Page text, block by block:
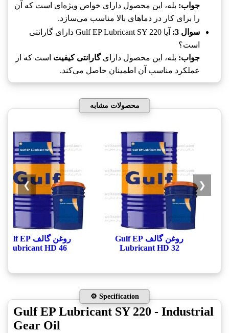
جواب: بله، این محصول دارای خواص ویژه‌ای است که آن
را برای کار در دماهای بالا مناسب می‌سازد.
سوال 3:
آیا Gulf EP Lubricant SY 220 دارای گارانتی
است؟
جواب: بله، این محصول دارایگارانتی کیفیت است که از
عملکرد مناسب آن اطمینان حاصل می‌کند.
محصولات مشابه
روغن گالف Gulf EP
Lubricant HD 32
روغن گالف Gulf EP
Lubricant HD 46
❮
❯
⚙️ Specification
Gulf EP Lubricant SY 220 - Industrial
Gear Oil